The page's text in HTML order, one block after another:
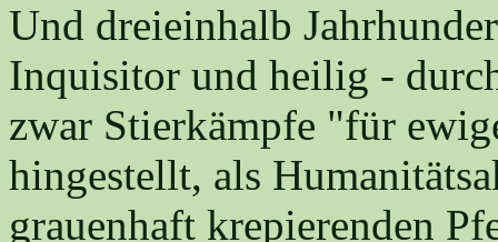
Und dreieinhalb
Inquisitor und heilig -
zwar Stierkämpfe "für
hingestellt, als
grauenhaft krepierenden